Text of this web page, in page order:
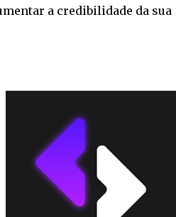
a credibilidade da sua